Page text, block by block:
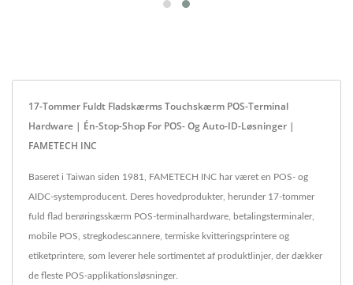
17-Tommer Fuldt Fladskærms Touchskærm POS-Terminal
Hardware | Én-Stop-Shop For POS- Og Auto-ID-Løsninger |
FAMETECH INC
Baseret i Taiwan siden 1981, FAMETECH INC har været en POS- og
AIDC-systemproducent. Deres hovedprodukter, herunder 17-tommer
fuld flad berøringsskærm POS-terminalhardware, betalingsterminaler,
mobile POS, stregkodescannere, termiske kvitteringsprintere og
etiketprintere, som leverer hele sortimentet af produktlinjer, der dækker
de fleste POS-applikationsløsninger.